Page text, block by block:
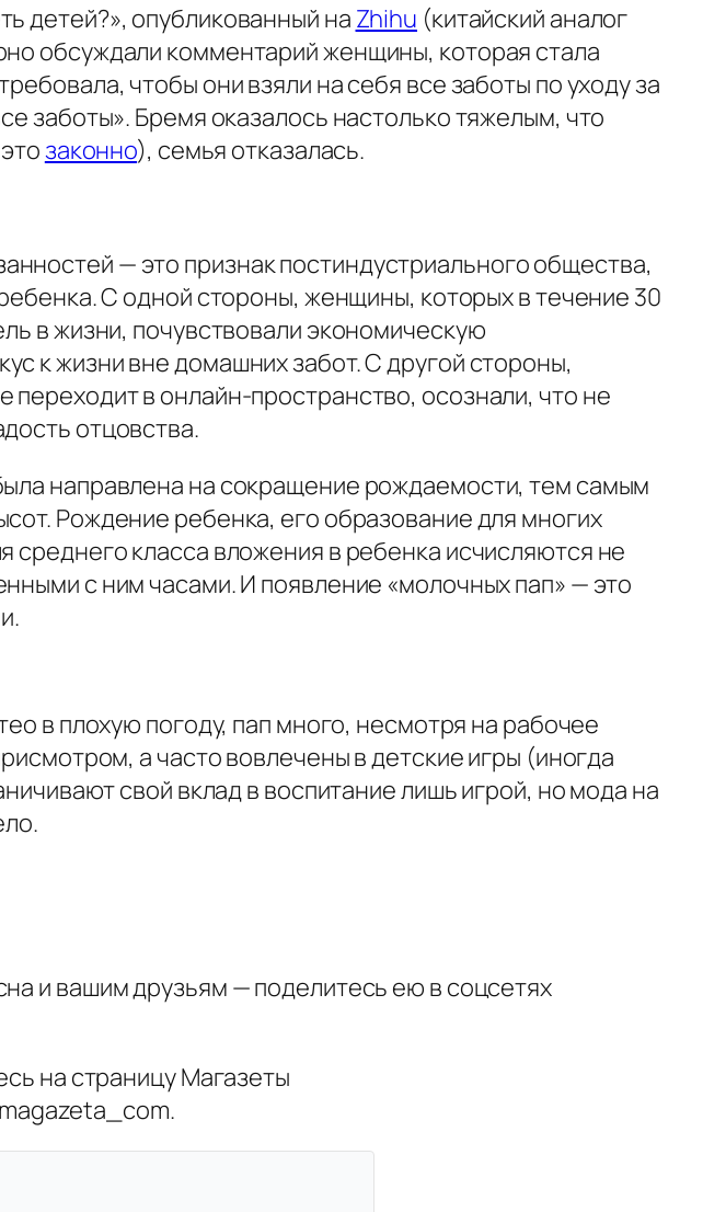
детей?», опубликованный наZhihu (китайский аналог
обсуждали комментарий женщины, которая стала
чтобы они взяли на себя все заботы по уходу за
заботы». Бремя оказалось настолько тяжелым, что
законно), семья отказалась.
— это признак постиндустриального общества,
С одной стороны, женщины, которых в течение 30
в жизни, почувствовали экономическую
к жизни вне домашних забот. С другой стороны,
в онлайн-пространство, осознали, что не
отцовства.
направлена на сокращение рождаемости, тем самым
Рождение ребенка, его образование для многих
среднего класса вложения в ребенка исчисляются не
с ним часами. И появление «молочных пап» — это
в плохую погоду, пап много, несмотря на рабочее
а часто вовлечены в детские игры (иногда
свой вклад в воспитание лишь игрой, но мода на
и вашим друзьям — поделитесь ею в соцсетях
на страницу Магазеты